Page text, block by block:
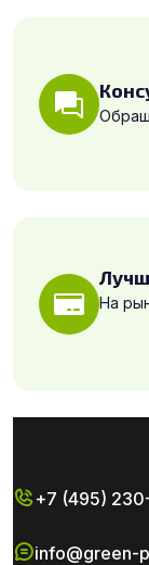
На
+7 (495)
info@green-